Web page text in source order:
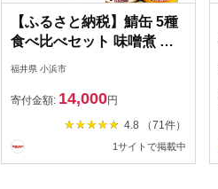
【ふるさと納税】鯖缶 5種
食べ比べセット 味噌煮 水
煮 醤油【選べる缶数】【着
6缶/12缶/24缶 サバ缶 さば
缶 福井県 小浜市 キャンプ
酒の肴 保存食 時短調理 ギ
フト プレゼント 缶詰 水煮
福井県 小浜市
寄付金額: 14,000円
4.8 （71件）
1サイトで掲載中